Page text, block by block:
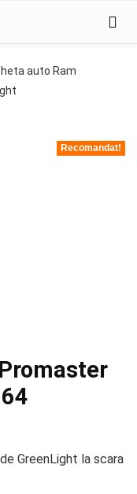
auto Ram
Recomandat!
GreenLight la scara